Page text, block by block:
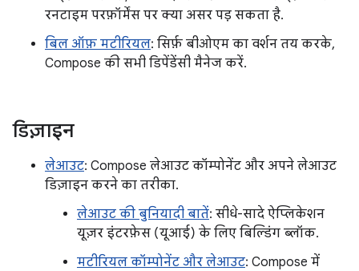
रनटाइम परफ़ॉर्मेंस पर क्या असर पड़ सकता है.
बिल ऑफ़ मटीरियल: सिर्फ़ बीओएम का वर्शन तय करके,
Compose की सभी डिपेंडेंसी मैनेज करें.
डिज़ाइन
लेआउट: Compose लेआउट कॉम्पोनेंट और अपने लेआउट
डिज़ाइन करने का तरीका.
लेआउट की बुनियादी बातें: सीधे-सादे ऐप्लिकेशन
यूज़र इंटरफ़ेस (यूआई) के लिए बिल्डिंग ब्लॉक.
मटीरियल कॉम्पोनेंट और लेआउट: Compose में